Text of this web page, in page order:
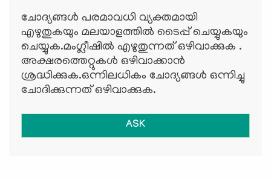
ചോദ്യങ്ങള്‍ പരമാവധി വ്യക്തമായി
എഴുതുകയും മലയാളത്തില്‍ ടൈപ്പ് ചെയ്യുകയും
ചെയ്യുക.മംഗ്ലീഷില്‍ എഴുതുന്നത് ഒഴിവാക്കുക .
അക്ഷരത്തെറ്റുകള്‍ ഒഴിവാക്കാന്‍
ശ്രദ്ധിക്കുക.ഒന്നിലധികം ചോദ്യങ്ങള്‍ ഒന്നിച്ചു
ചോദിക്കുന്നത് ഒഴിവാക്കുക.
ASK